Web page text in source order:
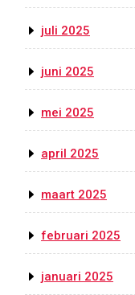
juli 2025
juni 2025
mei 2025
april 2025
maart 2025
februari 2025
januari 2025